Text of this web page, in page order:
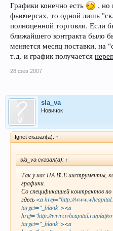
Графики конечно есть
, но
фьючерсах, то одной лишь
полноценной торговли. Если
ближайшего контракта было
меняется месяц поставки, на
т.д. и график получается
28 фев 2007
sla_va
Новичок
Ignet сказал(а): ↑
sla_va сказал(а): ↑
Так у нас НА ВСЕ инструменты,
графики.
Со спецификацией контрактов
здесь <a href="http://
target="_blank"><a
href="http://www.whcapital.ru/
target="_blank"><a